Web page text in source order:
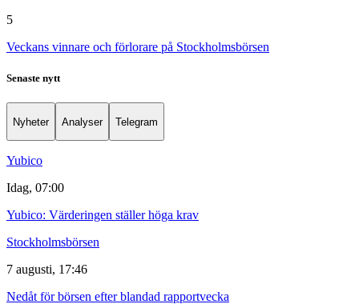
5
Veckans vinnare och förlorare på Stockholmsbörsen
Senaste nytt
Nyheter Analyser Telegram
Yubico
Idag, 07:00
Yubico: Värderingen ställer höga krav
Stockholmsbörsen
7 augusti, 17:46
Nedåt för börsen efter blandad rapportvecka